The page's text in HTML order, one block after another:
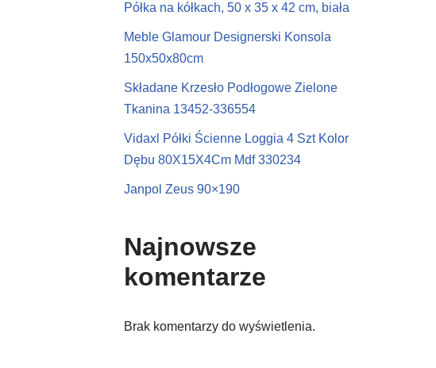
Półka na kółkach, 50 x 35 x 42 cm, biała
Meble Glamour Designerski Konsola
150x50x80cm
Składane Krzesło Podłogowe Zielone
Tkanina 13452-336554
Vidaxl Półki Ścienne Loggia 4 Szt Kolor
Dębu 80X15X4Cm Mdf 330234
Janpol Zeus 90×190
Najnowsze
komentarze
Brak komentarzy do wyświetlenia.